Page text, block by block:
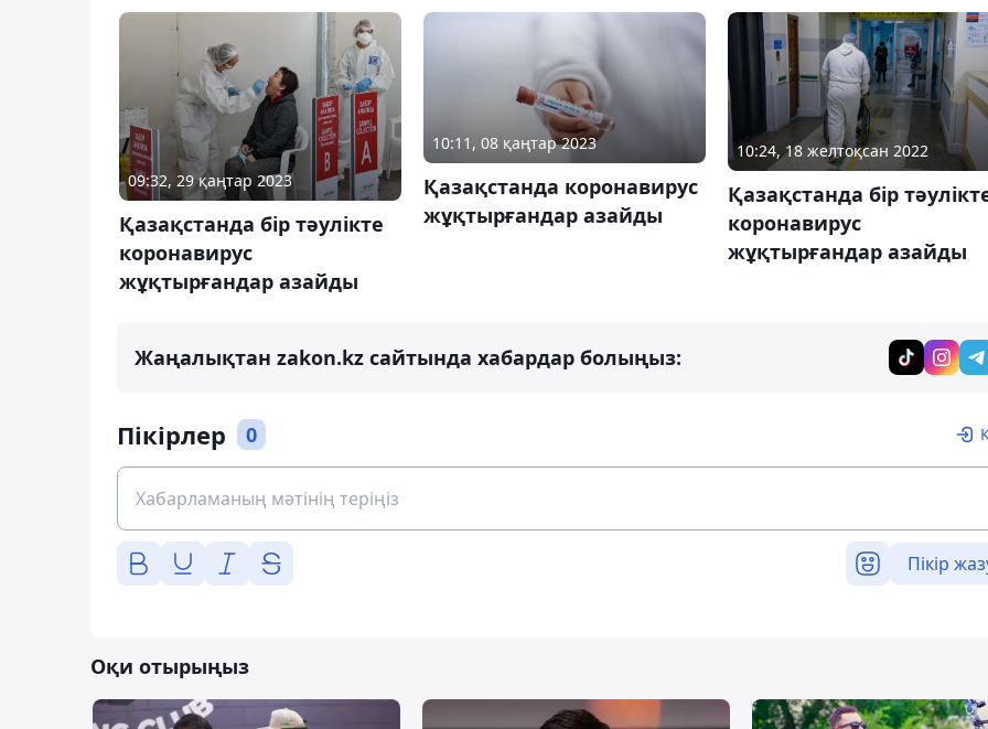
09:32, 29 қаңтар 2023
Қазақстанда бір тәулікте
коронавирус
жұқтырғандар азайды
10:11, 08 қаңтар 2023
Қазақстанда коронавирус
жұқтырғандар азайды
10:24, 18 желтоқсан 2022
Қазақстанда бір
коронавирус
жұқтырғандар азайды
Жаңалықтан zakon.kz сайтында хабардар болыңыз:
Пікірлер 0
Пікір
Оқи отырыңыз